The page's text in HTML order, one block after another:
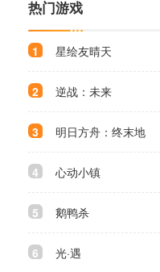
热门游戏
1 星绘友晴天
2 逆战：未来
3 明日方舟：终末地
4 心动小镇
5 鹅鸭杀
6 光·遇